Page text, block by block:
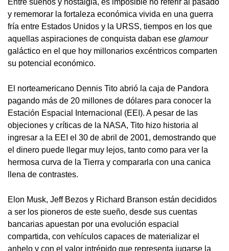
Entre sueños y nostalgia, es imposible no referir al pasado
y rememorar la fortaleza económica vivida en una guerra
fría entre Estados Unidos y la URSS, tiempos en los que
aquellas aspiraciones de conquista daban ese glamour
galáctico en el que hoy millonarios excéntricos comparten
su potencial económico.
El norteamericano Dennis Tito abrió la caja de Pandora
pagando más de 20 millones de dólares para conocer la
Estación Espacial Internacional (EEI). A pesar de las
objeciones y críticas de la NASA, Tito hizo historia al
ingresar a la EEI el 30 de abril de 2001, demostrando que
el dinero puede llegar muy lejos, tanto como para ver la
hermosa curva de la Tierra y compararla con una canica
llena de contrastes.
Elon Musk, Jeff Bezos y Richard Branson están decididos
a ser los pioneros de este sueño, desde sus cuentas
bancarias apuestan por una evolución espacial
compartida, con vehículos capaces de materializar el
anhelo y con el valor intrépido que representa jugarse la